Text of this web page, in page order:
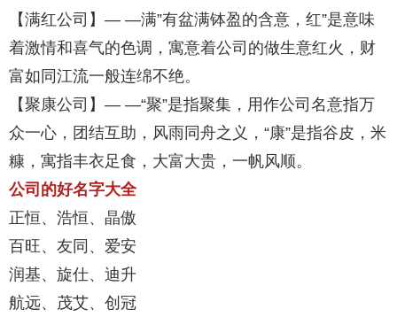
【满红公司】— —满”有盆满钵盈的含意，红”是意味
着激情和喜气的色调，寓意着公司的做生意红火，财
富如同江流一般连绵不绝。
【聚康公司】— —“聚”是指聚集，用作公司名意指万
众一心，团结互助，风雨同舟之义，“康”是指谷皮，米
糠，寓指丰衣足食，大富大贵，一帆风顺。
公司的好名字大全
正恒、浩恒、晶傲
百旺、友同、爱安
润基、旋仕、迪升
航远、茂艾、创冠